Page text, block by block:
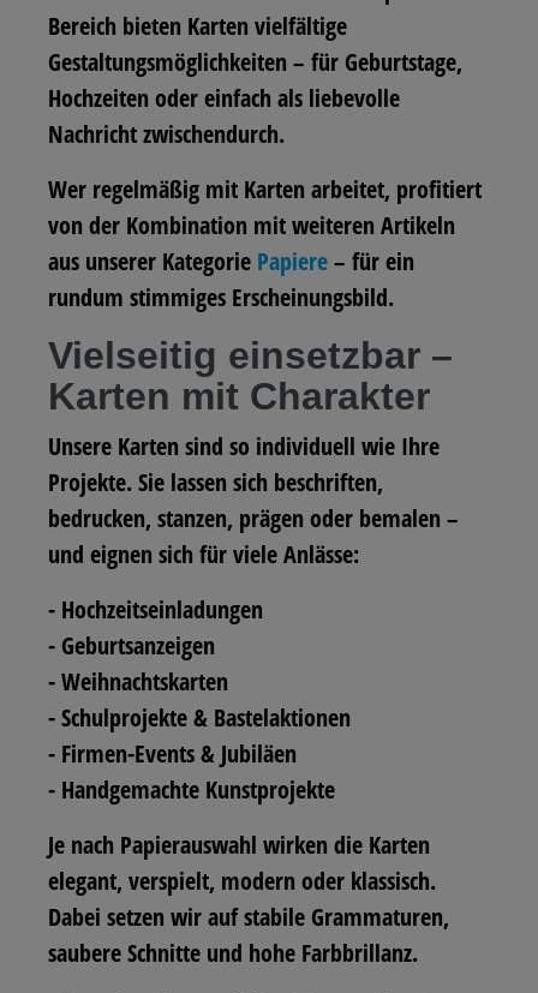
Bereich bieten Karten vielfältige
Gestaltungsmöglichkeiten – für Geburtstage,
Hochzeiten oder einfach als liebevolle
Nachricht zwischendurch.
Wer regelmäßig mit Karten arbeitet, profitiert
von der Kombination mit weiteren Artikeln
aus unserer Kategorie Papiere– für ein
rundum stimmiges Erscheinungsbild.
Vielseitig einsetzbar –
Karten mit Charakter
Unsere Karten sind so individuell wie Ihre
Projekte. Sie lassen sich beschriften,
bedrucken, stanzen, prägen oder bemalen –
und eignen sich für viele Anlässe:
- Hochzeitseinladungen
- Geburtsanzeigen
- Weihnachtskarten
- Schulprojekte & Bastelaktionen
- Firmen-Events & Jubiläen
- Handgemachte Kunstprojekte
Je nach Papierauswahl wirken die Karten
elegant, verspielt, modern oder klassisch.
Dabei setzen wir auf stabile Grammaturen,
saubere Schnitte und hohe Farbbrillanz.